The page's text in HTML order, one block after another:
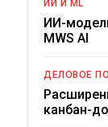
ИИ И ML
ИИ-
MWS AI
ДЕЛОВОЕ ПО
канбан-